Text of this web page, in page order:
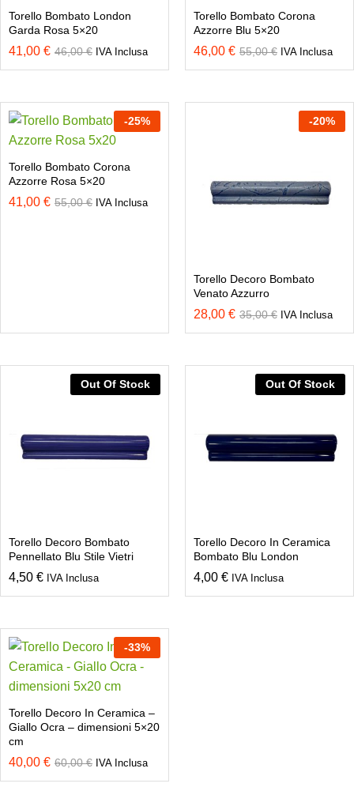
Torello Bombato London
Garda Rosa 5×20
41,00 € 46,00€ IVA Inclusa
Torello Bombato Corona
Azzorre Blu 5×20
46,00 € 55,00€ IVA Inclusa
-25%
Torello Bombato Corona
Azzorre Rosa 5×20
41,00 € 55,00€ IVA Inclusa
-20%
Torello Decoro Bombato
Venato Azzurro
28,00 € 35,00€ IVA Inclusa
Out Of Stock
Torello Decoro Bombato
Pennellato Blu Stile Vietri
4,50 € IVA Inclusa
Out Of Stock
Torello Decoro In Ceramica
Bombato Blu London
4,00 € IVA Inclusa
-33%
Torello Decoro In Ceramica –
Giallo Ocra – dimensioni 5×20
cm
40,00 € 60,00€ IVA Inclusa